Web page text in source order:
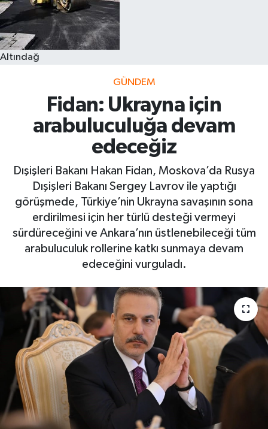
Altındağ
GÜNDEM
Fidan: Ukrayna için
arabuluculuğa devam
edeceğiz
Dışişleri Bakanı Hakan Fidan, Moskova’da Rusya
Dışişleri Bakanı Sergey Lavrov ile yaptığı
görüşmede, Türkiye’nin Ukrayna savaşının sona
erdirilmesi için her türlü desteği vermeyi
sürdüreceğini ve Ankara’nın üstlenebileceği tüm
arabuluculuk rollerine katkı sunmaya devam
edeceğini vurguladı.